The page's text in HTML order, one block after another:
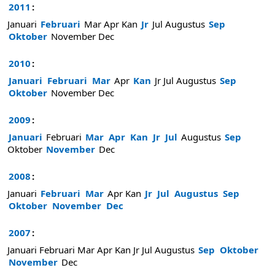
2011 :
Januari Februari Mar Apr Kan Jr Jul Augustus Sep
Oktober November Dec
2010 :
Januari Februari Mar Apr Kan Jr Jul Augustus Sep
Oktober November Dec
2009 :
Januari Februari Mar Apr Kan Jr Jul Augustus Sep
Oktober November Dec
2008 :
Januari Februari Mar Apr Kan Jr Jul Augustus Sep
Oktober November Dec
2007 :
Januari Februari Mar Apr Kan Jr Jul Augustus Sep Oktober
November Dec